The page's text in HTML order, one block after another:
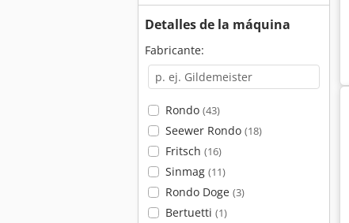
Detalles de la máquina
Fabricante:
Rondo (43)
Seewer Rondo (18)
Fritsch (16)
Sinmag (11)
Rondo Doge (3)
Bertuetti (1)